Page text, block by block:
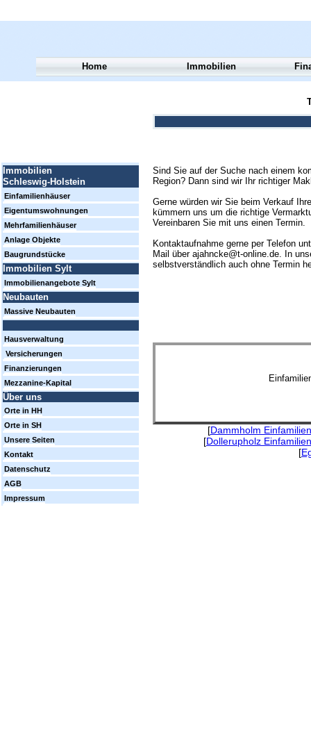
Sind Sie auf der Suche nach einem
Region? Dann sind wir Ihr richtiger
Gerne würden wir Sie beim Verkauf
kümmern uns um die richtige
Vereinbaren Sie mit uns einen Termin.
Kontaktaufnahme gerne per Telefon
Mail über ajahncke@t-online.de. In
selbstverständlich auch ohne Termin
[Dammholm
[Dollerupholz
[
Home Immobilien
Immobilien
Schleswig-Holstein
Einfamilienhäuser
Eigentumswohnungen
Mehrfamilienhäuser
Anlage Objekte
Baugrundstücke
Immobilien Sylt
Immobilienangebote Sylt
Neubauten
Massive Neubauten
Hausverwaltung
Versicherungen
Finanzierungen
Mezzanine-Kapital
Über uns
Orte in HH
Orte in SH
Unsere Seiten
Kontakt
Datenschutz
AGB
Impressum